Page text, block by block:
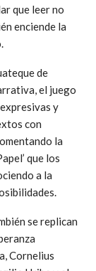
que leer no
enciende la
de
el juego
y
con
la
que los
a la
se replican
Cornelius